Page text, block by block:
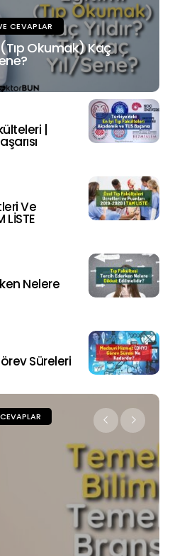
CEVAPLAR
Okumak) Kaç
|
Ve
Nelere
Süreleri